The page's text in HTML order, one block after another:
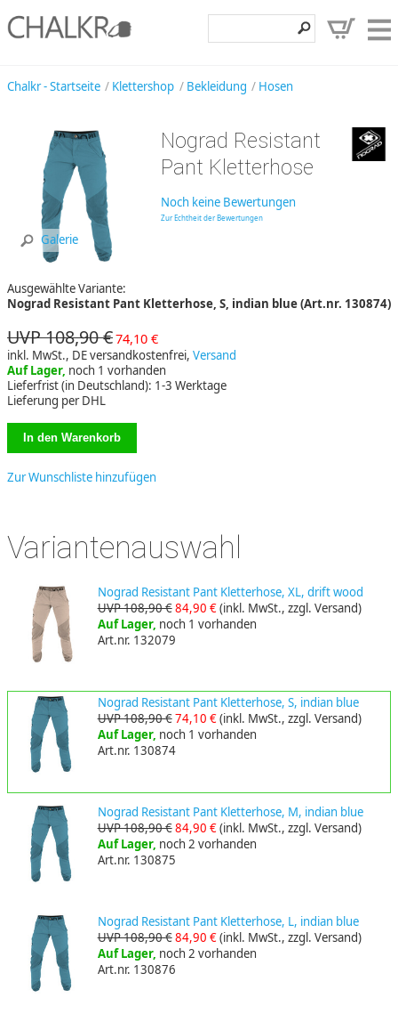
Entdecken
Chalkr - Startseite Klettershop Bekleidung Hosen
Galerie
Nograd Resistant
Pant Kletterhose
Noch keine Bewertungen
Zur Echtheit der Bewertungen
Ausgewählte Variante:
Nograd Resistant Pant Kletterhose, S, indian blue (Art.nr. 130874)
UVP 108,90 €74,10 €
inkl. MwSt., DE versandkostenfrei, Versand
Auf Lager, noch 1 vorhanden
Lieferfrist (in Deutschland): 1-3 Werktage
Lieferung per DHL
Zur Wunschliste hinzufügen
Variantenauswahl
Nograd Resistant Pant Kletterhose, XL, drift wood
UVP 108,90 €84,90 €(inkl. MwSt., zzgl. Versand)
Auf Lager, noch 1 vorhanden
Art.nr. 132079
Nograd Resistant Pant Kletterhose, S, indian blue
UVP 108,90 €74,10 €(inkl. MwSt., zzgl. Versand)
Auf Lager, noch 1 vorhanden
Art.nr. 130874
Nograd Resistant Pant Kletterhose, M, indian blue
UVP 108,90 €84,90 €(inkl. MwSt., zzgl. Versand)
Auf Lager, noch 2 vorhanden
Art.nr. 130875
Nograd Resistant Pant Kletterhose, L, indian blue
UVP 108,90 €84,90 €(inkl. MwSt., zzgl. Versand)
Auf Lager, noch 2 vorhanden
Art.nr. 130876